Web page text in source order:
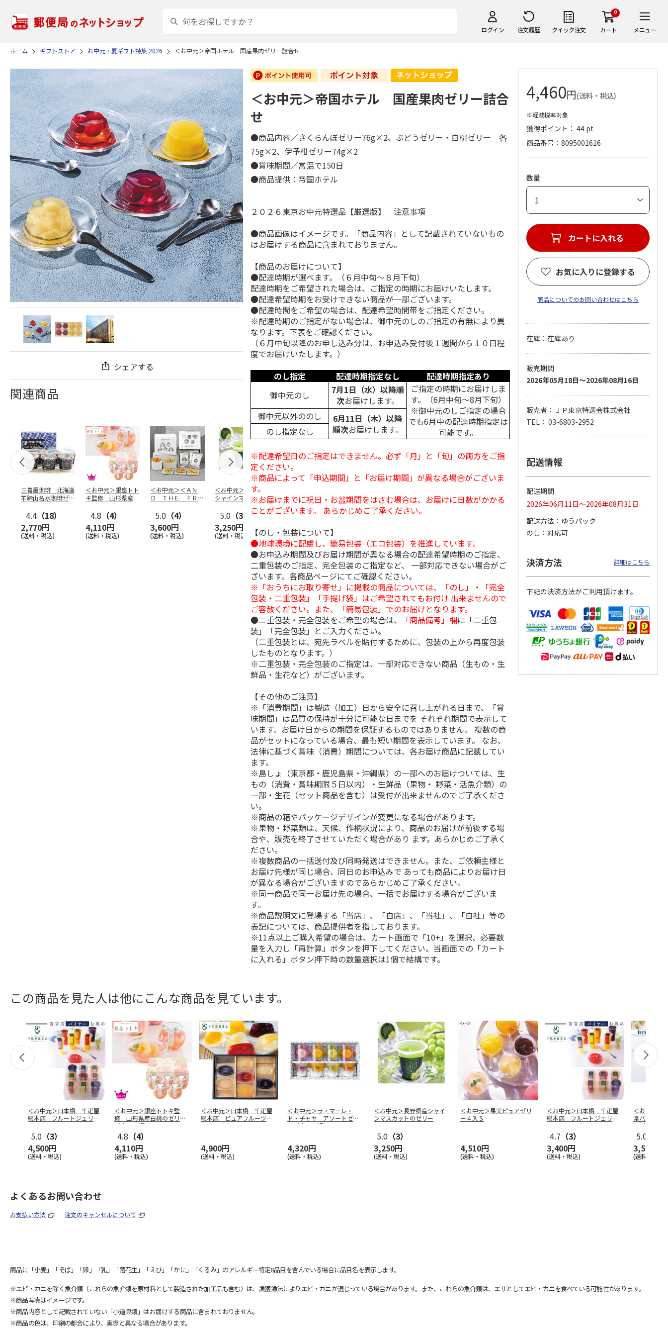
ログイン 注文履歴 クイック注文
0
カート メニュー
ホーム ギフトストア お中元・夏ギフト特集 2026 ＜お中元＞帝国ホテル 国産果肉ゼリー詰合せ
シェアする
関連商品
三喜屋珈琲 北海道
羊蹄山名水珈琲ゼリ
4.4 （18）
2,770円
(送料・税込)
＜お中元＞銀座トト
キ監修 山形県産白
版）
4.8 （4）
4,110円
(送料・税込)
＜お中元＞＜ＡＮ
Ｄ ＴＨＥ ＦＲＩ
ト５種
…
5.0 （4）
3,600円
(送料・税込)
＜お中元＞長野県産
シャインマスカット
5.0 （3）
3,250円
(送料・税込)
蹄山名水珈琲ゼリー
７個
4.3（3）
2,980円
(送料・税込)
え＞３層デザートジ
ュレパフェ～国産フ
ルー…
4.7（10）
千疋屋総本店 フル
ートジェリー ９個
入（…
5.0
＜お中元＞彩果の宝
石 フルーツゼリー
コレクション（東日
＜お中元＞日本橋
ートジェリー ６個
4.7
（3）
3,400円
(送料・税込)
（東日本版）
＜お中元＞帝国ホテル 国産果肉ゼリー詰合
せ
●商品内容／さくらんぼゼリー76g×2、ぶどうゼリー・白桃ゼリー 各
75g×2、伊予柑ゼリー74g×2
●賞味期間／常温で150日
●商品提供：帝国ホテル
２０２６東京お中元特選品【厳選版】 注意事項
●商品画像はイメージです。「商品内容」として記載されていないもの
はお届けする商品に含まれておりません。
【商品のお届けについて】
●配達時期が選べます。（６月中旬～８月下旬）
配達時期をご希望された場合は、ご指定の時期にお届けいたします。
●配達希望時期をお受けできない商品が一部ございます。
●配達時間をご希望の場合は、配達希望時間帯をご指定ください。
※配達時期のご指定がない場合は、御中元のしのご指定の有無により異
なります。下表をご確認ください。
（６月中旬以降のお申し込み分は、お申込み受付後１週間から１０日程
度でお届けいたします。）
のし指定
配達時期指定なし
配達時期指定あり
御中元のし
7月1日（水）以降順
次お届けします。
ご指定の時期にお届けしま
す。（6月中旬～8月下旬）
※御中元のしご指定の場合
でも6月中の配達時期指定は
可能です。
御中元以外ののし
6月11日（木）以降
順次お届けします。
のし指定なし
※配達希望日のご指定はできません。必ず「月」と「旬」の両方をご指
定ください。
※商品によって「申込期間」と「お届け期間」が異なる場合がございま
す。
※お届けまでに祝日・お盆期間をはさむ場合は、お届けに日数がかかる
ことがございます。 あらかじめご了承ください。
【のし・包装について】
●地球環境に配慮し、簡易包装（エコ包装）を推進しています。
●お申込み期間及びお届け期間が異なる場合の配達希望時期のご指定、
二重包装のご指定、完全包装のご指定など、 一部対応できない場合がご
ざいます。各商品ページにてご確認ください。
※「おうちにお取り寄せ」に掲載の商品については、「のし」・「完全
包装・二重包装」「手提げ袋」はご希望されてもお付け 出来ませんので
ご容赦ください。また、「簡易包装」でのお届けとなります。
●二重包装・完全包装をご希望の場合は、
「商品備考」欄に「二重包
装」「完全包装」とご入力ください。
（二重包装とは、宛先ラベルを貼付するために、包装の上から再度包装
したものとなります。）
※二重包装・完全包装のご指定は、一部対応できない商品（生もの・生
鮮品・生花など）がございます。
【その他のご注意】
※「消費期間」は製造（加工）日から安全に召し上がれる日まで、「賞
味期間」は品質の保持が十分に可能な日までを それぞれ期間で表示して
います。お届け日からの期間を保証するものではありません。 複数の商
品がセットになっている場合、最も短い期間を表示しています。 なお、
法律に基づく賞味（消費）期間については、各お届け商品に記載してい
ます。
※島しょ（東京都・鹿児島県・沖縄県）の一部へのお届けついては、生
もの（消費・賞味期限５日以内）・生鮮品（果物・ 野菜・活魚介類）の
一部・生花（セット商品を含む）は受付が出来ませんのでご了承くださ
い。
※商品の箱やパッケージデザインが変更になる場合があります。
※果物・野菜類は、天候、作柄状況により、商品のお届けが前後する場
合や、販売を終了させていただく場合があり ます。あらかじめご了承く
ださい。
※複数商品の一括送付及び同時発送はできません。また、ご依頼主様と
お届け先様が同じ場合、同日のお申込みで あっても商品によりお届け日
が異なる場合がございますのであらかじめご了承ください。
※同一商品で同一お届け先の場合、一括でお届けする場合がございま
す。
※商品説明文に登場する「当店」、「自店」、「当社」、「自社」等の
表記については、商品提供者を指しております。
※11点以上ご購入希望の場合は、カート画面で「10+」を選択、必要数
量を入力し「再計算」ボタンを押下してください。当画面での「カート
に入れる」ボタン押下時の数量選択は1個で結構です。
4,460円(送料・税込)
※軽減税率対象
獲得ポイント： 44 pt
商品番号
8095001616
数量
カートに入れる
お気に入りに登録する
商品についてのお問い合わせはこちら
在庫：在庫あり
販売期間
2026年05月18日～2026年08月16日
販売者：ＪＰ東京特選会株式会社
TEL： 03-6803-2952
配送情報
配送期間
2026年06月11日～2026年08月31日
配送方法
ゆうパック
のし
対応可
決済方法 詳細はこちら
下記の決済方法がご利用頂けます。
この商品を見た人は他にこんな商品を見ています。
＜お中元＞日本橋 千疋屋
総本店 フルートジェリ
ー ９個入（
5.0 （3）
4,500円
(送料・税込)
＜お中元＞銀座トトキ監
修 山形県産白桃のゼリー
（東日本版）
4.8 （4）
4,110円
(送料・税込)
＜お中元＞日本橋 千疋屋
総本店 ピュアフルーツジ
ェリー（東
4,900円
(送料・税込)
＜お中元＞ラ・マーレ・
ド・チャヤ アソートゼリ
ー（東日本版
4,320円
(送料・税込)
＜お中元＞長野県産シャイ
ンマスカットのゼリー
5.0 （3）
3,250円
(送料・税込)
＜お中元＞果実ピュアゼリ
ー４入Ｓ
4,510円
(送料・税込)
＜お中元＞日本橋 千疋屋
総本店 フルートジェリ
ー ６個入（
4.7 （3）
3,400円
(送料・税込)
＜お中元＞
堂パーラー
レ（東日本
5.0
3,570円
(送料・税込)
よくあるお問い合わせ
お支払い方法 注文のキャンセルについて
商品に「小麦」「そば」「卵」「乳」「落花生」「えび」「かに」「くるみ」のアレルギー特定8品目を含んでいる場合に品目名を表示します。
※エビ・カニを除く魚介類（これらの魚介類を原材料として製造された加工品も含む）は、漁獲漁法によりエビ・カニが混じっている場合があります。また、これらの魚介類は、エサとしてエビ・カニを食べている可能性があります。
※商品写真はイメージです。
※商品内容として記載されていない「小道具類」はお届けする商品に含まれておりません。
※商品の色は、印刷の都合により、実際と異なる場合があります。